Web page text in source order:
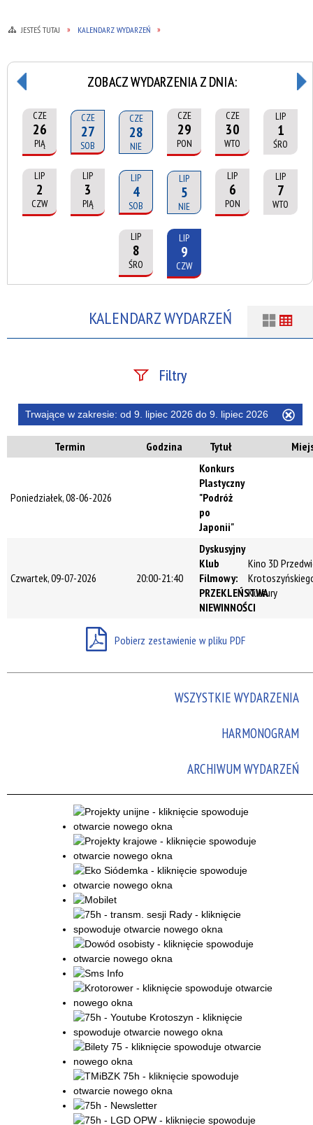
JESTEŚ TUTAJ KALENDARZ WYDARZEŃ
ZOBACZ WYDARZENIA Z DNIA:
CZE
26
PIĄ
CZE
27
SOB
CZE
28
NIE
CZE
29
PON
CZE
30
WTO
LIP
1
ŚRO
LIP
2
CZW
LIP
3
PIĄ
LIP
4
SOB
LIP
5
NIE
LIP
6
PON
LIP
7
WTO
LIP
8
ŚRO
LIP
9
CZW
KALENDARZ WYDARZEŃ
Filtry
Szukana fraza
Organizator
Promowane
Trwające w zakresie: od 9. lipiec 2026 do 9. lipiec 2026
filtr
Termin Godzina Tytuł
Poniedziałek, 08-06-2026
Konkurs
Plastyczny
"Podróż
po
Japonii"
Czwartek, 09-07-2026 20:00-21:40
Dyskusyjny
Klub
Filmowy:
PRZEKLEŃSTWA
NIEWINNOŚCI
Kino 3D
Kultury
Pobierz zestawienie w pliku PDF
WSZYSTKIE WYDARZENIA
HARMONOGRAM
ARCHIWUM WYDARZEŃ